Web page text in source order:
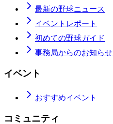
最新の野球ニュース
イベントレポート
初めての野球ガイド
事務局からのお知らせ
イベント
おすすめイベント
コミュニティ